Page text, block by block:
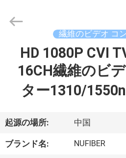
ダ
ク
2026
Shenzhen
Reserved.
Developed
繊維のビデオ コ
HD 1080P CVI
16CH繊維のビ
ター1310/
起源の場所: 中国
ブランド名: NUFIBER